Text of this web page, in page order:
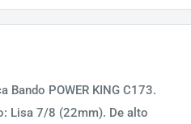
Bando POWER KING C173.
Lisa 7/8 (22mm). De alto